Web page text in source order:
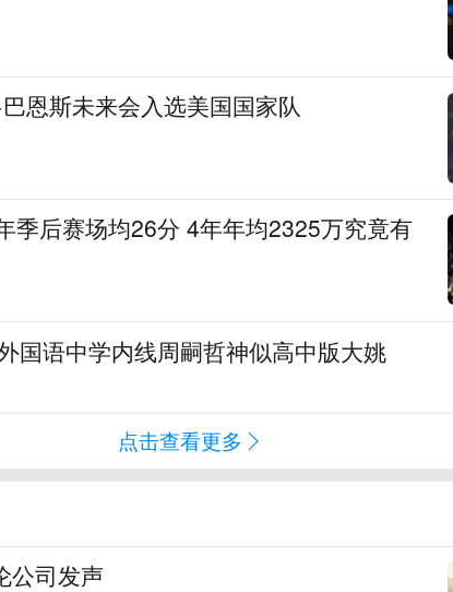
恩斯未来会入选美国国家队
季后赛场均26分 4年年均2325万究竟有
国语中学内线周嗣哲神似高中版大姚
点击查看更多
公司发声